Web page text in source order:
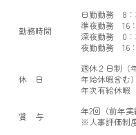
勤務時間
日勤勤務 8：
準夜勤務 16：
深夜勤務 0：
夜勤勤務 16：
休 日
週休２日制（
年始休暇含む）
年次有給休暇
賞 与
年2回（前年
※人事評価制